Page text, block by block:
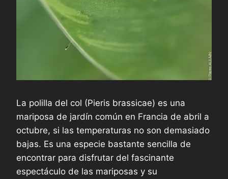
La polilla del col (Pieris brassicae) es una
mariposa de jardín común en Francia de abril a
octubre, si las temperaturas no son demasiado
bajas. Es una especie bastante sencilla de
encontrar para disfrutar del fascinante
espectáculo de las mariposas y su